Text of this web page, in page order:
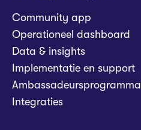
Community app
Operationeel dashboard
Data & insights
Implementatie en support
Ambassadeursprogramma
Integraties